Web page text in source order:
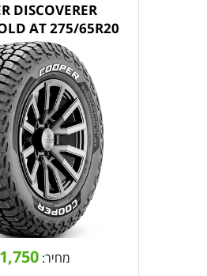
DISCOVERER
AT 275/65R20
123S
מחיר: 1,750